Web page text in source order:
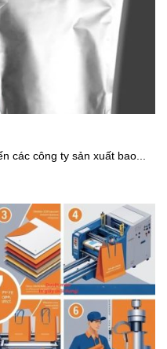
các công ty sản xuất bao...